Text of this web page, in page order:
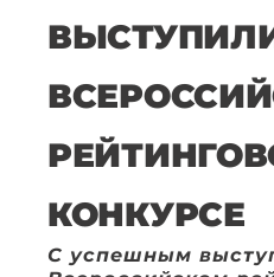
КОНКУРСЕ
С успешным